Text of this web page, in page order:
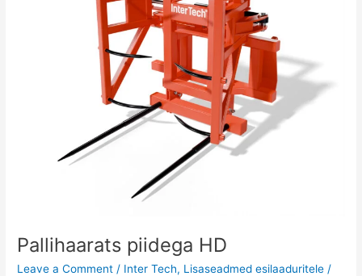
Pallihaarats piidega HD
Leave a Comment / Inter Tech, Lisaseadmed esilaaduritele /